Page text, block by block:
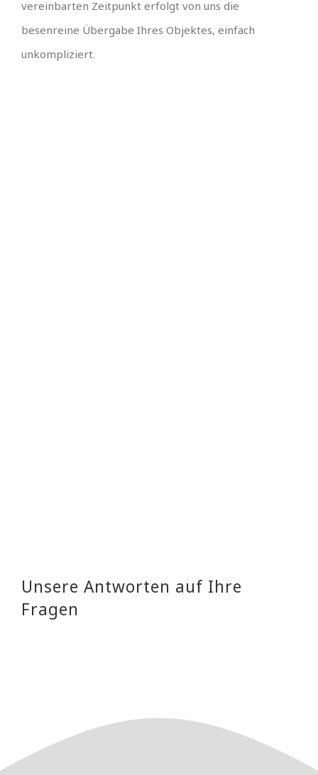
vereinbarten Zeitpunkt erfolgt von uns die
besenreine Übergabe Ihres Objektes, einfach
unkompliziert.
Unsere Antworten auf Ihre
Fragen